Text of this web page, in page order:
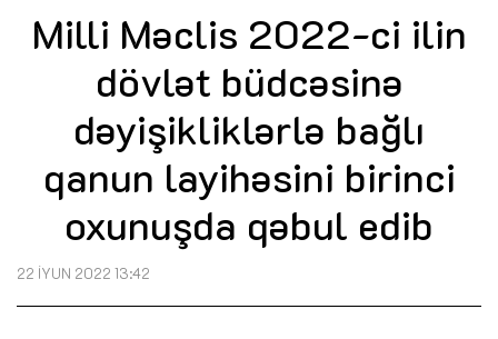
Milli Məclis 2022-ci ilin
dövlət büdcəsinə
dəyişikliklərlə bağlı
qanun layihəsini birinci
oxunuşda qəbul edib
22 İYUN 2022 13:42